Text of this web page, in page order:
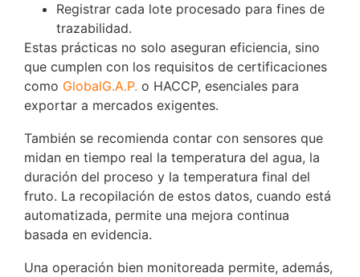
Registrar cada lote procesado para fines de
trazabilidad.
Estas prácticas no solo aseguran eficiencia, sino
que cumplen con los requisitos de certificaciones
como GlobalG.A.P. o HACCP, esenciales para
exportar a mercados exigentes.
También se recomienda contar con sensores que
midan en tiempo real la temperatura del agua, la
duración del proceso y la temperatura final del
fruto. La recopilación de estos datos, cuando está
automatizada, permite una mejora continua
basada en evidencia.
Una operación bien monitoreada permite, además,